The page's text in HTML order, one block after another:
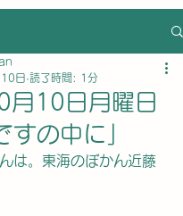
10日月曜日
すの中に」
日 読了時間: 1分
は。東海のぼかん近藤